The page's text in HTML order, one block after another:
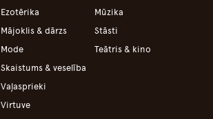
Ezotērika
Mājoklis & dārzs
Mode
Skaistums & veselība
Vaļasprieki
Virtuve
Mūzika
Stāsti
Teātris & kino